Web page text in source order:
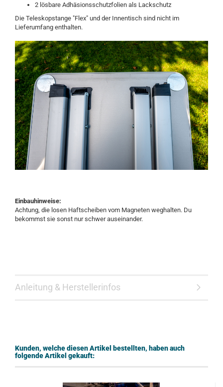
2 lösbare Adhäsionsschutzfolien als Lackschutz
Die Teleskopstange "Flex" und der Innentisch sind nicht im
Lieferumfang enthalten.
Einbauhinweise:
Achtung, die losen Haftscheiben vom Magneten weghalten. Du
bekommst sie sonst nur schwer auseinander.
Anleitung & Herstellerinfos
Kunden, welche diesen Artikel bestellten, haben auch
folgende Artikel gekauft: